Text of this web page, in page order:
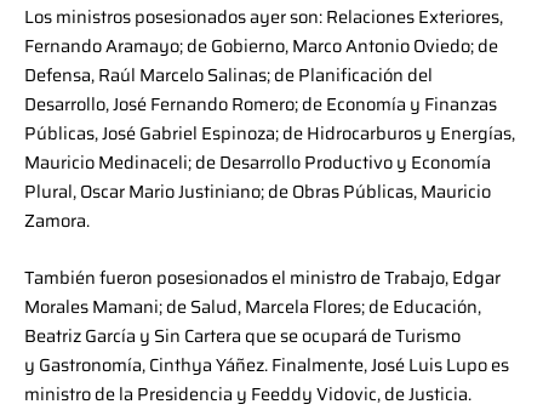
Los ministros posesionados ayer son: Relaciones Exteriores,
Fernando Aramayo; de Gobierno, Marco Antonio Oviedo; de
Defensa, Raúl Marcelo Salinas; de Planificación del
Desarrollo, José Fernando Romero; de Economía y Finanzas
Públicas, José Gabriel Espinoza; de Hidrocarburos y Energías,
Mauricio Medinaceli; de Desarrollo Productivo y Economía
Plural, Oscar Mario Justiniano; de Obras Públicas, Mauricio
Zamora.
También fueron posesionados el ministro de Trabajo, Edgar
Morales Mamani; de Salud, Marcela Flores; de Educación,
Beatriz García y Sin Cartera que se ocupará de Turismo
y Gastronomía, Cinthya Yáñez. Finalmente, José Luis Lupo es
ministro de la Presidencia y Feeddy Vidovic, de Justicia.